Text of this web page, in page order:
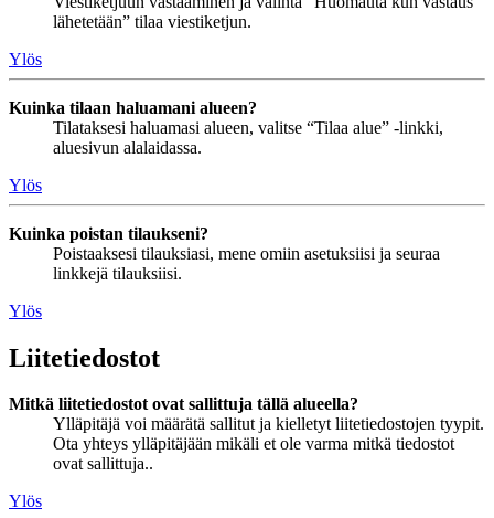
lähetetään” tilaa viestiketjun.
Ylös
Kuinka tilaan haluamani alueen?
Tilataksesi haluamasi alueen, valitse “Tilaa alue” -linkki,
aluesivun alalaidassa.
Ylös
Kuinka poistan tilaukseni?
Poistaaksesi tilauksiasi, mene omiin asetuksiisi ja seuraa
linkkejä tilauksiisi.
Ylös
Liitetiedostot
Mitkä liitetiedostot ovat sallittuja tällä alueella?
Ylläpitäjä voi määrätä sallitut ja kielletyt liitetiedostojen tyypit.
Ota yhteys ylläpitäjään mikäli et ole varma mitkä tiedostot
ovat sallittuja..
Ylös